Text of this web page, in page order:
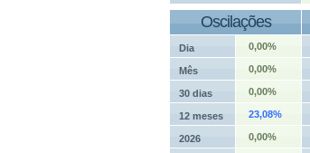
Oscilações
Dia 0,00%
Mês 0,00%
30 dias 0,00%
12 meses 23,08%
2026 0,00%